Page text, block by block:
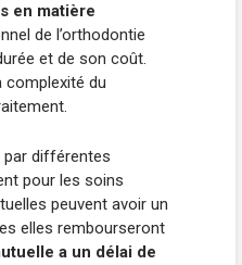
en matière
de l’orthodontie
et de son coût.
complexité du
différentes
pour les soins
peuvent avoir un
elles rembourseront
a un délai de